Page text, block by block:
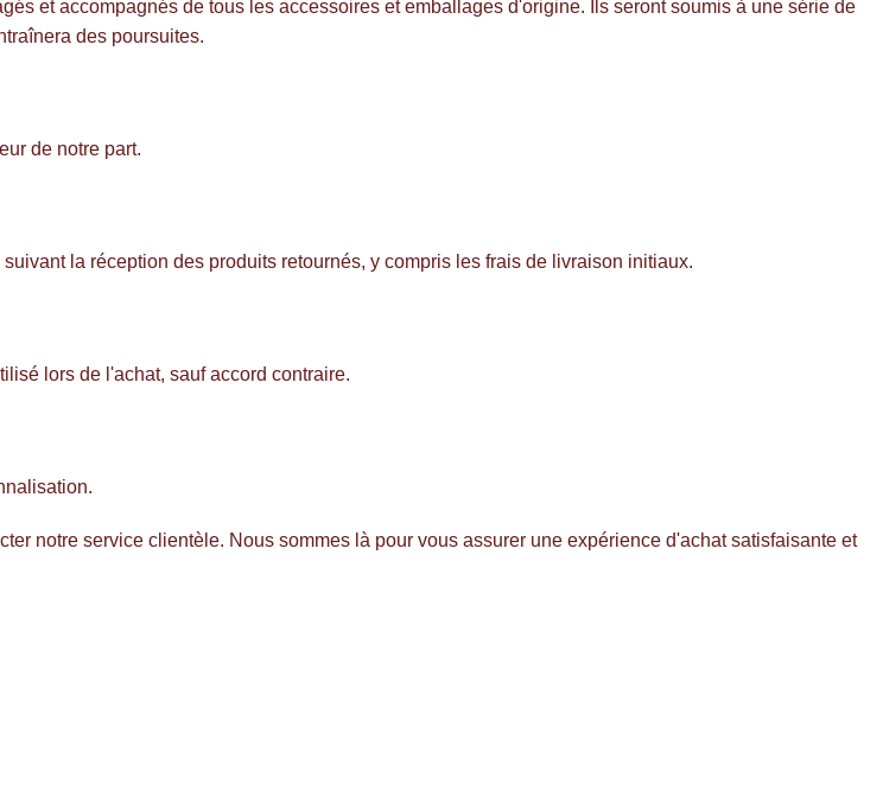
et accompagnés de tous les accessoires et emballages d'origine. Ils seront soumis à une série de
des poursuites.
de notre part.
la réception des produits retournés, y compris les frais de livraison initiaux.
lors de l'achat, sauf accord contraire.
notre service clientèle. Nous sommes là pour vous assurer une expérience d'achat satisfaisante et